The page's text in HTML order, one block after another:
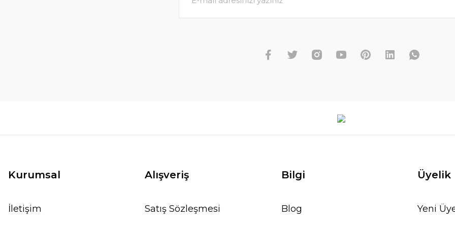
Kurumsal
İletişim
Alışveriş
Satış Sözleşmesi
Bilgi
Blog
Üyelik
Yeni